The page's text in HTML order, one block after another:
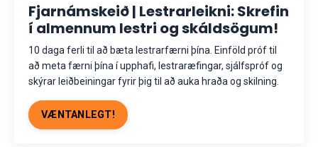
Fjarnámskeið | Lestrarleikni: Skrefin
í almennum lestri og skáldsögum!
10 daga ferli til að bæta lestrarfærni þína. Einföld próf til
að meta færni þína í upphafi, lestraræfingar, sjálfspróf og
skýrar leiðbeiningar fyrir þig til að auka hraða og skilning.
VÆNTANLEGT!